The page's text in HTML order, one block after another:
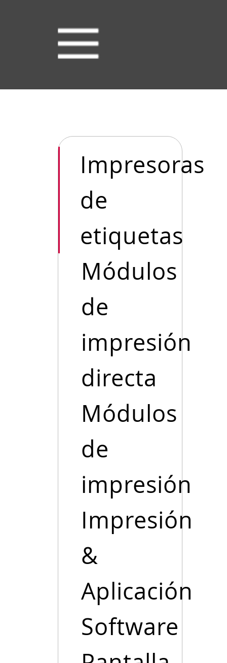
Impresoras
de
etiquetas
Módulos
de
impresión
directa
Módulos
de
impresión
Impresión
&
Aplicación
Software